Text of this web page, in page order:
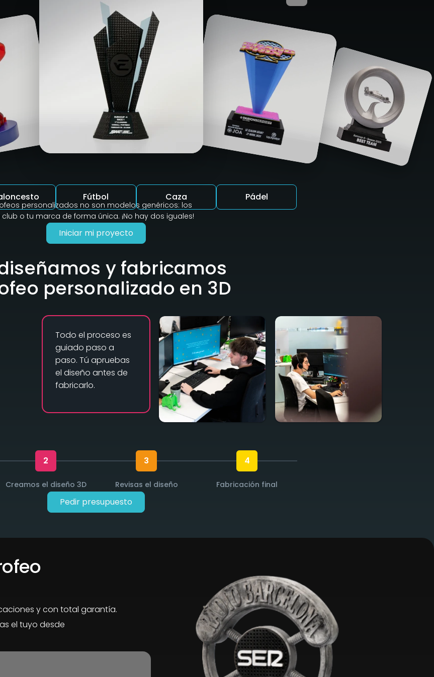
Fútbol Caza Pádel
personalizados no son modelos genéricos: los
o tu marca de forma única. ¡No hay dos iguales!
Iniciar mi proyecto
y fabricamos
personalizado en 3D
Todo el proceso es
guiado paso a
paso. Tú apruebas
el diseño antes de
fabricarlo.
2
Creamos el diseño 3D
3
Revisas el diseño
4
Fabricación final
Pedir presupuesto
y con total garantía.
el tuyo desde